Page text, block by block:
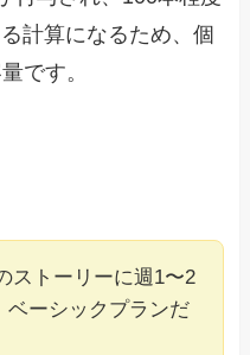
計算になるため、個
です。
ストーリーに週1〜2
ベーシックプランだ